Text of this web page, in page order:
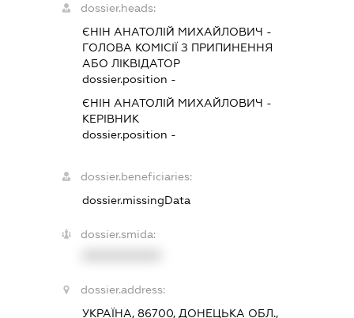
dossier.heads:
ЄНІН АНАТОЛІЙ МИХАЙЛОВИЧ -
ГОЛОВА КОМІСІЇ З ПРИПИНЕННЯ
АБО ЛІКВІДАТОР
dossier.position -
ЄНІН АНАТОЛІЙ МИХАЙЛОВИЧ -
КЕРІВНИК
dossier.position -
dossier.beneficiaries:
dossier.missingData
dossier.smida:
dossier.address:
УКРАЇНА, 86700, ДОНЕЦЬКА ОБЛ.,